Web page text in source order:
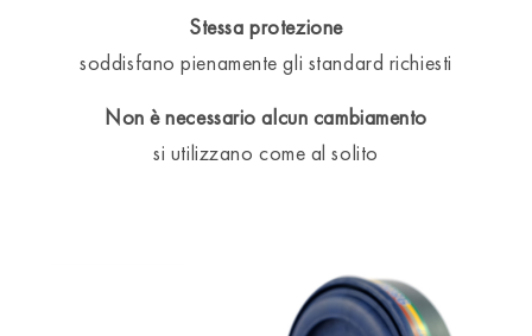
Stessa protezione
soddisfano pienamente gli standard richiesti
Non è necessario alcun cambiamento
si utilizzano come al solito